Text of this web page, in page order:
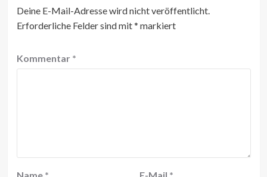
Deine E-Mail-Adresse wird nicht veröffentlicht.
Erforderliche Felder sind mit* markiert
Kommentar *